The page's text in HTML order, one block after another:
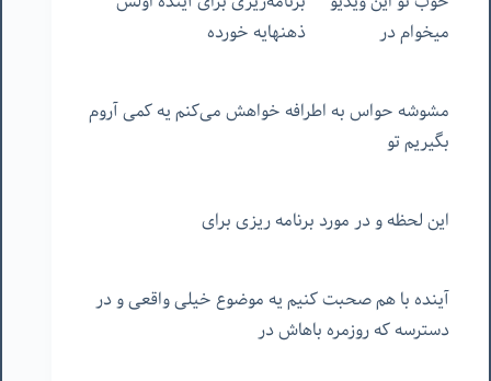
میخوام در
ذهنهایه خورده
مشوشه حواس به اطرافه خواهش می‌کنم یه کمی آروم
بگیریم تو
این لحظه و در مورد برنامه ریزی برای
آینده با هم صحبت کنیم یه موضوع خیلی واقعی و در
دسترسه که روزمره باهاش در